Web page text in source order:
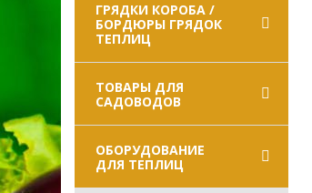
ГРЯДКИ КОРОБА /
БОРДЮРЫ ГРЯДОК
ТЕПЛИЦ
ТОВАРЫ ДЛЯ
САДОВОДОВ
ОБОРУДОВАНИЕ
ДЛЯ ТЕПЛИЦ